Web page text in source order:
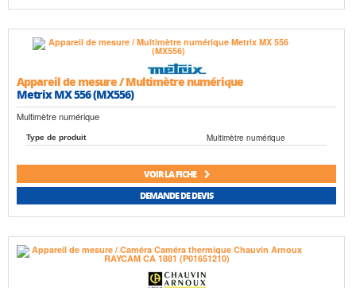
Appareil de mesure / Multimètre numérique
Metrix MX 556 (MX556)
Multimètre numérique
Type de produit Multimètre numérique
VOIR LA FICHE
DEMANDE DE DEVIS